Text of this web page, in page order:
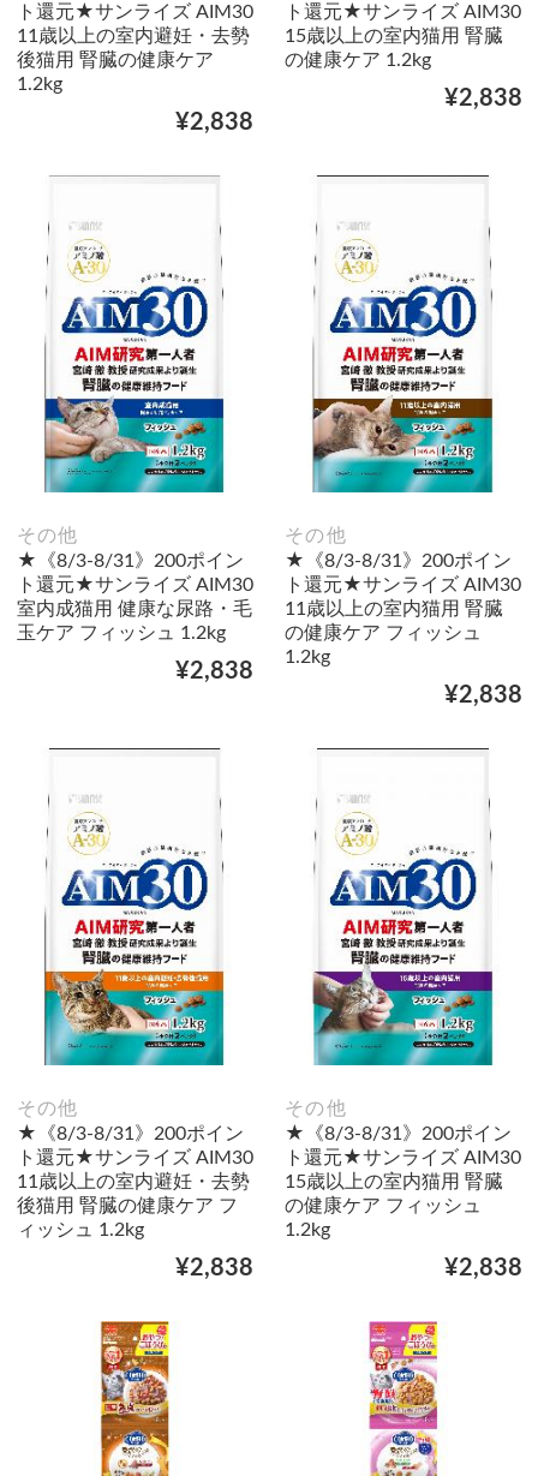
ト還元★サンライズ AIM30
11歳以上の室内避妊・去勢
後猫用 腎臓の健康ケア
1.2kg
¥2,838
ト還元★サンライズ AIM30
15歳以上の室内猫用 腎臓
の健康ケア 1.2kg
¥2,838
その他
★《8/3-8/31》200ポイン
ト還元★サンライズ AIM30
室内成猫用 健康な尿路・毛
玉ケア フィッシュ 1.2kg
¥2,838
その他
★《8/3-8/31》200ポイン
ト還元★サンライズ AIM30
11歳以上の室内猫用 腎臓
の健康ケア フィッシュ
1.2kg
¥2,838
その他
★《8/3-8/31》200ポイン
ト還元★サンライズ AIM30
11歳以上の室内避妊・去勢
後猫用 腎臓の健康ケア フ
ィッシュ 1.2kg
¥2,838
その他
★《8/3-8/31》200ポイン
ト還元★サンライズ AIM30
15歳以上の室内猫用 腎臓
の健康ケア フィッシュ
1.2kg
¥2,838